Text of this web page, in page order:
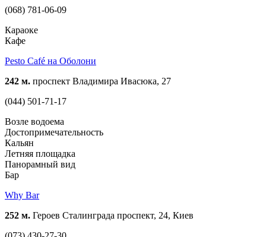
(068) 781-06-09
Караоке
Кафе
Pesto Café на Оболони
242 м. проспект Владимира Ивасюка, 27
(044) 501-71-17
Возле водоема
Достопримечательность
Кальян
Летняя площадка
Панорамный вид
Бар
Why Bar
252 м. Героев Сталинграда проспект, 24, Киев